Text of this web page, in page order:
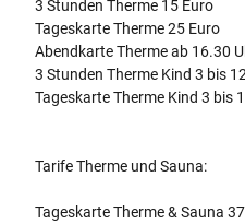
3 Stunden Therme 15 Euro
Tageskarte Therme 25 Euro
Abendkarte Therme ab 16.30
3 Stunden Therme Kind 3 bis
Tageskarte Therme Kind 3 bis
Tarife Therme und Sauna:
Tageskarte Therme & Sauna